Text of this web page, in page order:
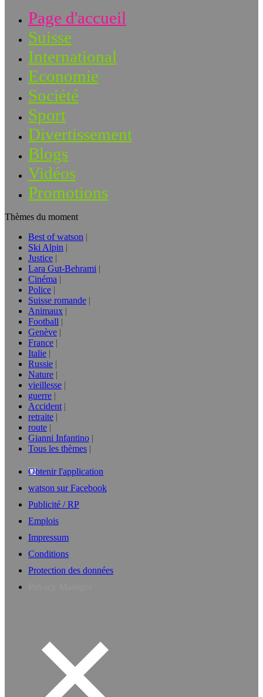
Page d'accueil
Suisse
International
Economie
Société
Sport
Divertissement
Blogs
Vidéos
Promotions
Thèmes du moment
Best of watson
Ski Alpin
Justice
Lara Gut-Behrami
Cinéma
Police
Suisse romande
Animaux
Football
Genève
France
Italie
Russie
Nature
vieillesse
guerre
Accident
retraite
route
Gianni Infantino
Tous les thèmes
Obtenir l'application
watson sur Facebook
Publicité / RP
Emplois
Impressum
Conditions
Protection des données